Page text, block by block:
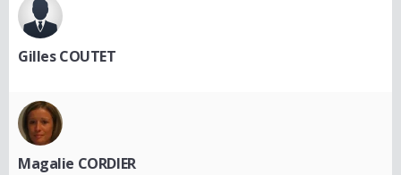
Gilles COUTET
Magalie CORDIER